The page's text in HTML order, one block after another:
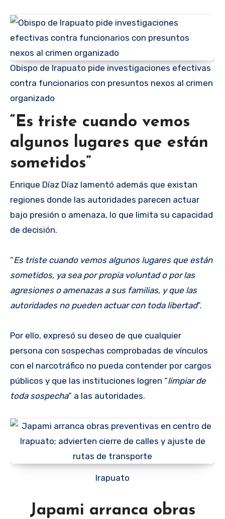
Obispo de Irapuato pide investigaciones efectivas
contra funcionarios con presuntos nexos al crimen
organizado
“Es triste cuando vemos
algunos lugares que están
sometidos”
Enrique Díaz Díaz lamentó además que existan
regiones donde las autoridades parecen actuar
bajo presión o amenaza, lo que limita su capacidad
de decisión.
“Es triste cuando vemos algunos lugares que están
sometidos, ya sea por propia voluntad o por las
agresiones o amenazas a sus familias, y que las
autoridades no pueden actuar con toda libertad”.
Por ello, expresó su deseo de que cualquier
persona con sospechas comprobadas de vínculos
con el narcotráfico no pueda contender por cargos
públicos y que las instituciones logren “limpiar de
toda sospecha” a las autoridades.
Irapuato
Japami arranca obras